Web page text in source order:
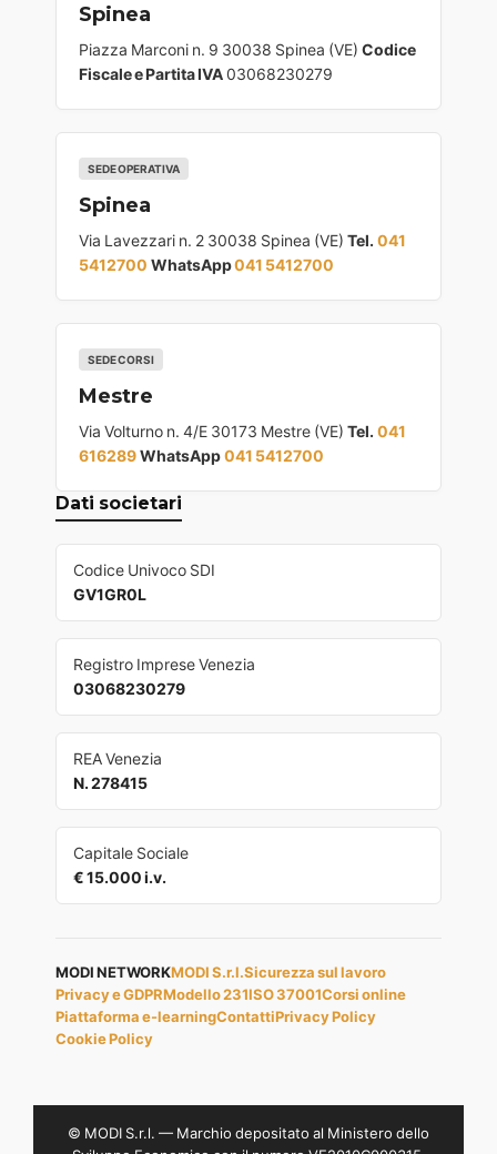
Spinea
Piazza Marconi n. 9 30038 Spinea (VE) Codice
Fiscale e Partita IVA03068230279
SEDE OPERATIVA
Spinea
Via Lavezzari n. 2 30038 Spinea (VE) Tel. 041
5412700 WhatsApp041 5412700
SEDE CORSI
Mestre
Via Volturno n. 4/E 30173 Mestre (VE) Tel. 041
616289WhatsApp041 5412700
Dati societari
Codice Univoco SDI
GV1GR0L
Registro Imprese Venezia
03068230279
REA Venezia
N. 278415
Capitale Sociale
€ 15.000 i.v.
MODI NETWORKMODI S.r.l.Sicurezza sul lavoro
Privacy e GDPRModello 231ISO 37001Corsi online
Piattaforma e-learningContattiPrivacy Policy
Cookie Policy
© MODI S.r.l. — Marchio depositato al Ministero dello